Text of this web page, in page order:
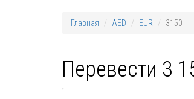
Главная AED EUR 3150
Перевести 3